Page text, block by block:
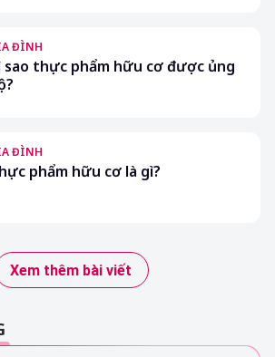
ĐÌNH
sao thực phẩm hữu cơ được ủng
ĐÌNH
phẩm hữu cơ là gì?
Xem thêm bài viết